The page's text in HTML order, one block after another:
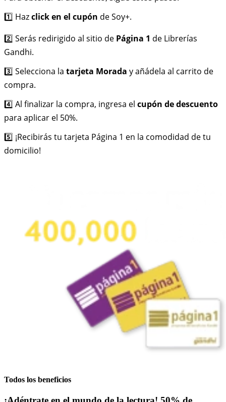
1️⃣ Hazclick en el cupón de Soy+.
2️⃣ Serás redirigido al sitio de Página 1 de Librerías
Gandhi.
3️⃣ Selecciona la tarjeta Morada y añádela al carrito de
compra.
4️⃣ Al finalizar la compra, ingresa el cupón de descuento
para aplicar el 50%.
5️⃣ ¡Recibirás tu tarjeta Página 1 en la comodidad de tu
domicilio!
Todos los beneficios